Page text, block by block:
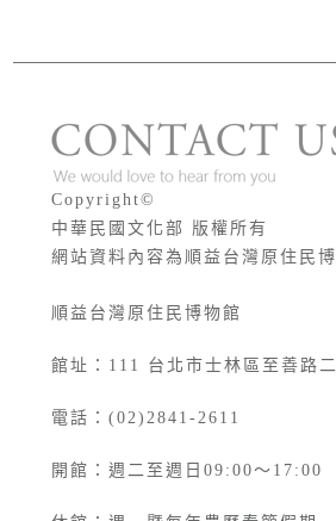
版權宣告
Copyright©
中華民國文化部 版權所有
網站資料內容為順益台灣原住民
順益台灣原住民博物館
館址：111 台北市士林區至善路
電話：(02)2841-2611
開館：週二至週日09:00～17:00